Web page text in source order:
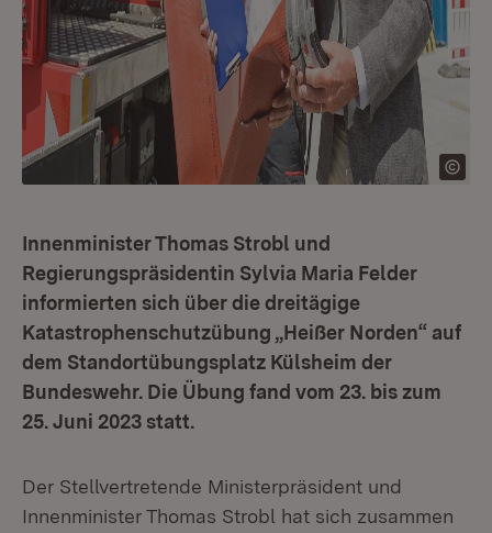
Innenminister Thomas Strobl und
Regierungspräsidentin Sylvia Maria Felder
informierten sich über die dreitägige
Katastrophenschutzübung „Heißer Norden“ auf
dem Standortübungsplatz Külsheim der
Bundeswehr. Die Übung fand vom 23. bis zum
25. Juni 2023 statt.
Der Stellvertretende Ministerpräsident und
Innenminister Thomas Strobl hat sich zusammen